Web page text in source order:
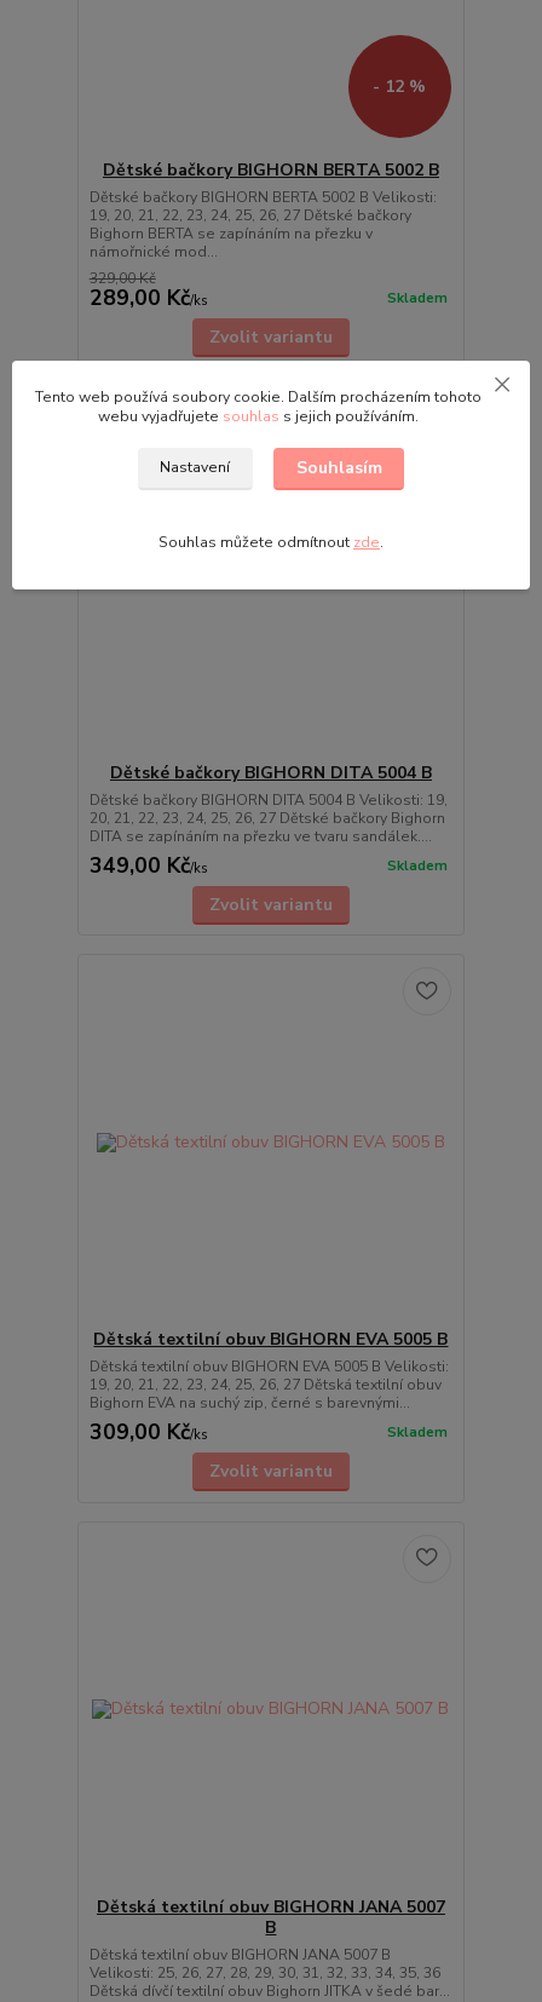
- 12 %
Dětské bačkory BIGHORN BERTA 5002 B
Dětské bačkory BIGHORN BERTA 5002 B Velikosti:
19, 20, 21, 22, 23, 24, 25, 26, 27 Dětské bačkory
Bighorn BERTA se zapínáním na přezku v
námořnické mod...
329,00 Kč
289,00 Kč/ks Skladem
Zvolit variantu
Dětské bačkory BIGHORN DITA 5004 B
Dětské bačkory BIGHORN DITA 5004 B Velikosti: 19,
20, 21, 22, 23, 24, 25, 26, 27 Dětské bačkory Bighorn
DITA se zapínáním na přezku ve tvaru sandálek....
349,00 Kč/ks Skladem
Zvolit variantu
Dětská textilní obuv BIGHORN EVA 5005 B
Dětská textilní obuv BIGHORN EVA 5005 B Velikosti:
19, 20, 21, 22, 23, 24, 25, 26, 27 Dětská textilní obuv
Bighorn EVA na suchý zip, černé s barevnými...
309,00 Kč/ks Skladem
Zvolit variantu
Dětská textilní obuv BIGHORN JANA 5007
B
Dětská textilní obuv BIGHORN JANA 5007 B
Velikosti: 25, 26, 27, 28, 29, 30, 31, 32, 33, 34, 35, 36
Dětská dívčí textilní obuv Bighorn JITKA v šedé bar...
Tento web používá soubory cookie. Dalším procházením tohoto
webu vyjadřujete souhlas s jejich používáním.
Nastavení Souhlasím
Souhlas můžete odmítnout zde.